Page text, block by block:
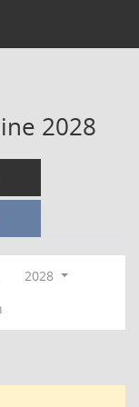
2028
2028